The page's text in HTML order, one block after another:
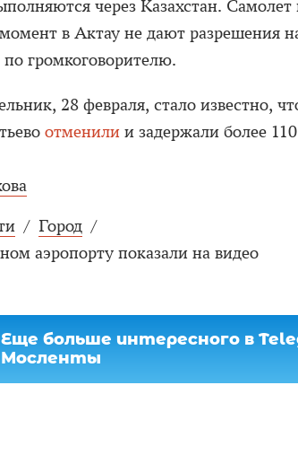
через Казахстан. Самолет
в Актау не дают разрешения
громкоговорителю.
28 февраля, стало известно,
отменили и задержали более
/ Город /
аэропорту показали на видео
Еще больше интересного в
Мосленты